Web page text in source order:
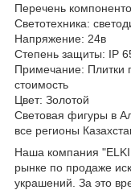
Перечень
Светотехника:
Напряжение: 24в
Степень защиты: IP
Примечание: Плитки
стоимость
Цвет: Золотой
Световая фигуры в
все регионы
Наша компания
рынке по продаже
украшений. За это